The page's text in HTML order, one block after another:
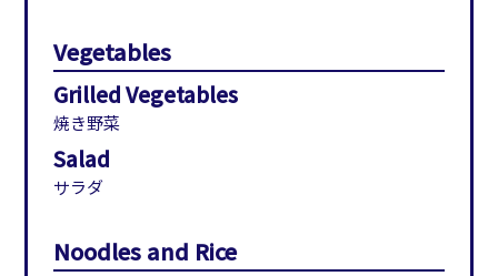
Vegetables
Grilled Vegetables
焼き野菜
Salad
サラダ
Noodles and Rice